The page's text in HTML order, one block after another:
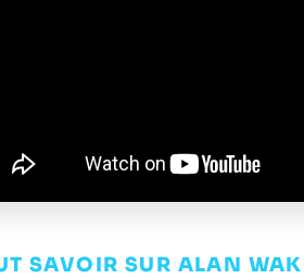
SAVOIR SUR ALAN